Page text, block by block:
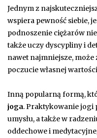
Jednym z
wspiera pewność siebie,
podnoszenie ciężarów
także uczy dyscypliny i
nawet najmniejsze,
poczucie własnej
Inną popularną formą,
joga. Praktykowanie jogi
umysłu, a także w
oddechowe i